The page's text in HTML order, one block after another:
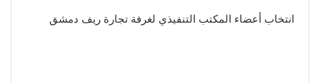
انتخاب أعضاء المكتب التنفيذي لغرفة تجارة ريف دمشق